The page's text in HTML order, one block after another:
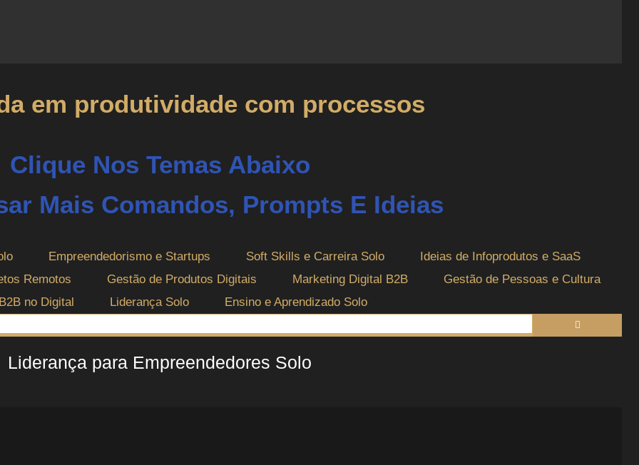
em produtividade com processos
Clique Nos Temas Abaixo
Mais Comandos, Prompts E Ideias
Empreendedorismo e Startups Soft Skills e Carreira Solo
Ideias de Infoprodutos e SaaS
Remotos
Gestão de Produtos Digitais Marketing Digital B2B
Gestão de Pessoas e Cultura
no Digital
Liderança Solo Ensino e Aprendizado Solo
Liderança para Empreendedores Solo